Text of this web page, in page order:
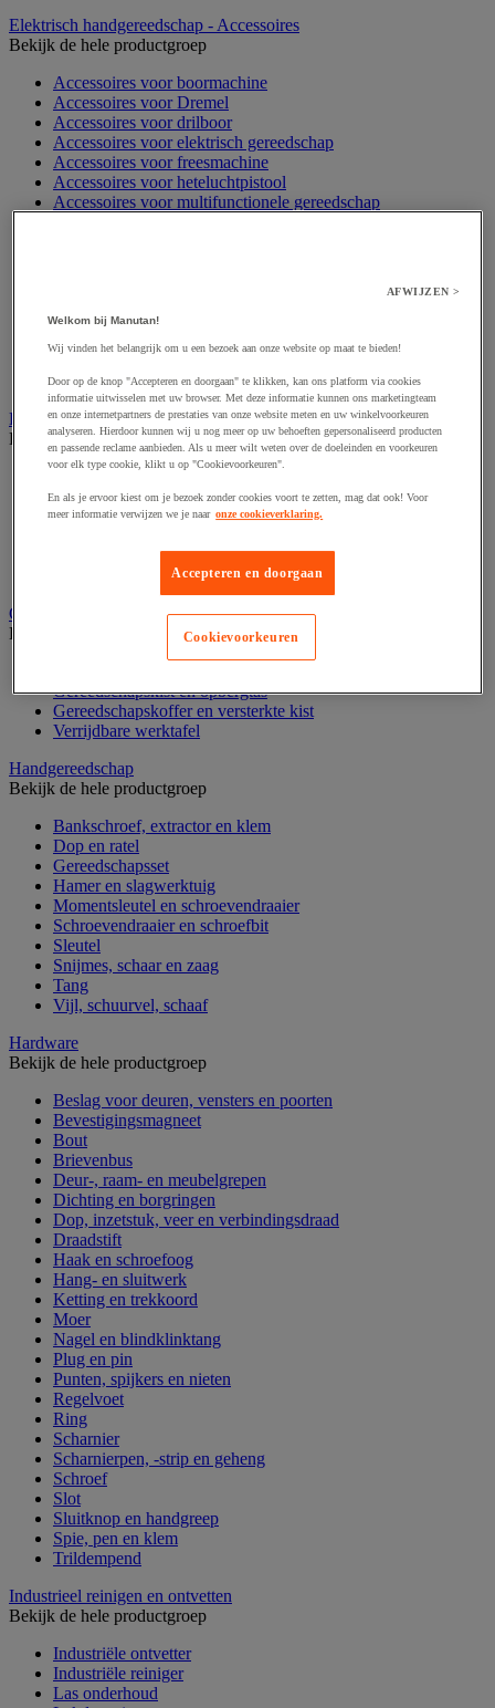
Elektrisch handgereedschap - Accessoires
Bekijk de hele productgroep
Accessoires voor boormachine
Accessoires voor Dremel
Accessoires voor drilboor
Accessoires voor elektrisch gereedschap
Accessoires voor freesmachine
Accessoires voor heteluchtpistool
Accessoires voor multifunctionele gereedschap
Accessoires voor snij- en snoeigereedschap
Accessoires voor snij-schuurmachine
Accessoires voor zaag
Elektrische toebehoren en verlichting
Bekijk de hele productgroep
Accessoires voor elektrisch schakelpaneel
Batterij, oplader en kabel
Elektrische kabel
Verlengsnoer, stekkerdoos en kapelhaspel
Wandcontactdoos en schakelaar
Gereedschap opbergen
Bekijk de hele productgroep
Gereedschapskist en opbergtas
Gereedschapskoffer en versterkte kist
Verrijdbare werktafel
Handgereedschap
Bekijk de hele productgroep
Bankschroef, extractor en klem
Dop en ratel
Gereedschapsset
Hamer en slagwerktuig
Momentsleutel en schroevendraaier
Schroevendraaier en schroefbit
Sleutel
Snijmes, schaar en zaag
Tang
Vijl, schuurvel, schaaf
Hardware
Bekijk de hele productgroep
Beslag voor deuren, vensters en poorten
Bevestigingsmagneet
Bout
Brievenbus
Deur-, raam- en meubelgrepen
Dichting en borgringen
Dop, inzetstuk, veer en verbindingsdraad
Draadstift
Haak en schroefoog
Hang- en sluitwerk
Ketting en trekkoord
Moer
Nagel en blindklinktang
Plug en pin
Punten, spijkers en nieten
Regelvoet
Ring
Scharnier
Scharnierpen, -strip en geheng
Schroef
Slot
Sluitknop en handgreep
Spie, pen en klem
Trildempend
Industrieel reinigen en ontvetten
Bekijk de hele productgroep
Industriële ontvetter
Industriële reiniger
Las onderhoud
AFWIJZEN >
Welkom bij Manutan!
Wij vinden het belangrijk om u een bezoek aan onze website op maat te bieden!
Door op de knop "Accepteren en doorgaan" te klikken, kan ons platform via cookies
informatie uitwisselen met uw browser. Met deze informatie kunnen ons marketingteam
en onze internetpartners de prestaties van onze website meten en uw winkelvoorkeuren
analyseren. Hierdoor kunnen wij u nog meer op uw behoeften gepersonaliseerd producten
en passende reclame aanbieden. Als u meer wilt weten over de doeleinden en voorkeuren
voor elk type cookie, klikt u op "Cookievoorkeuren".
En als je ervoor kiest om je bezoek zonder cookies voort te zetten, mag dat ook! Voor
meer informatie verwijzen we je naar onze cookieverklaring.
Accepteren en doorgaan
Cookievoorkeuren